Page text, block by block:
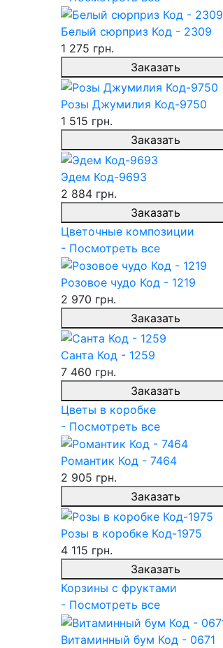
Белый сюрприз Код - 2309
1 275 грн.
Заказать
Розы Джумилия Код-9750
1 515 грн.
Заказать
Эдем Код-9693
2 884 грн.
Заказать
Цветочные композиции
- Посмотреть все
Розовое чудо Код - 1219
2 970 грн.
Заказать
Санта Код - 1259
7 460 грн.
Заказать
Цветы в коробке
- Посмотреть все
Романтик Код - 7464
2 905 грн.
Заказать
Розы в коробке Код-1975
4 115 грн.
Заказать
Корзины с фруктами
- Посмотреть все
Витаминный бум Код - 0671